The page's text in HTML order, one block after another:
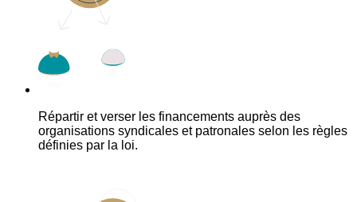
Répartir et verser les financements auprès des
organisations syndicales et patronales selon les règles
définies par la loi.